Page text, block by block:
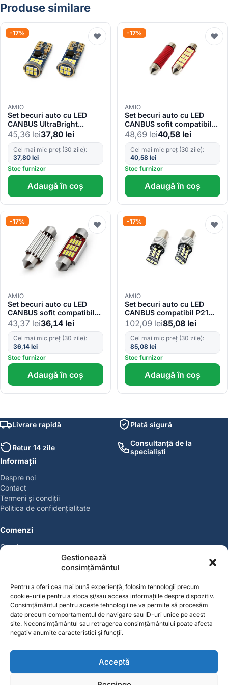
Gestionează
consimțământul
Pentru a oferi cea mai bună experiență, folosim tehnologii precum
cookie-urile pentru a stoca și/sau accesa informațiile despre dispozitiv.
Consimțământul pentru aceste tehnologii ne va permite să procesăm
date precum comportamentul de navigare sau ID-uri unice pe acest
site. Neconsimțământul sau retragerea consimțământului poate afecta
negativ anumite caracteristici și funcții.
Acceptă
Produse similare
-17% ♥
AMIO
Set becuri auto cu LED
CANBUS UltraBright
compatibil T10e W5W 18
SMD Alb 12V/24V, destinat
competitiilor auto sau off-
road
45,36lei37,80 lei
Cel mai mic preț (30 zile):
37,80 lei
Stoc furnizor
Adaugă în coș
-17% ♥
AMIO
Set becuri auto cu LED
CANBUS sofit compatibil
C5W 20 SMD 41mm Alb
12/24V, destinat
competitiilor auto sau off-
road
48,69lei40,58 lei
Cel mai mic preț (30 zile):
40,58 lei
Stoc furnizor
Adaugă în coș
-17% ♥
AMIO
Set becuri auto cu LED
CANBUS sofit compatibil
C5W 12 SMD 4014 39mm
Alb 12/24V, destinat
competitiilor auto sau off-
road
43,37lei36,14 lei
Cel mai mic preț (30 zile):
36,14 lei
Stoc furnizor
Adaugă în coș
-17% ♥
AMIO
Set becuri auto cu LED
CANBUS compatibil P21W
BA15S 15 SMD 7.5W Alb
12/24V, destinat
competitiilor auto sau off-
road
102,09lei85,08 lei
Cel mai mic preț (30 zile):
85,08 lei
Stoc furnizor
Adaugă în coș
Livrare rapidă Plată sigură
Retur 14 zile
Consultanță de la
specialiști
Informații
Despre noi
Contact
Termeni și condiții
Politica de confidențialitate
Comenzi
Coșul meu
Cont
Contul meu
Favorite
Magazin